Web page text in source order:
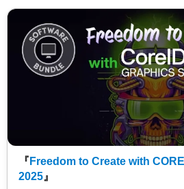
『 Freedom to Create with
2025 』